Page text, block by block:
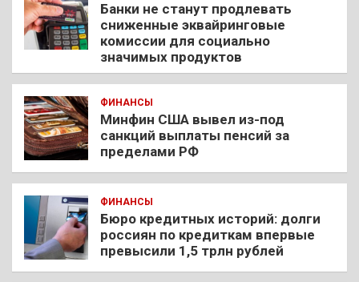
Банки не станут продлевать
сниженные эквайринговые
комиссии для социально
значимых продуктов
ФИНАНСЫ
Минфин США вывел из-под
санкций выплаты пенсий за
пределами РФ
ФИНАНСЫ
Бюро кредитных историй: долги
россиян по кредиткам впервые
превысили 1,5 трлн рублей